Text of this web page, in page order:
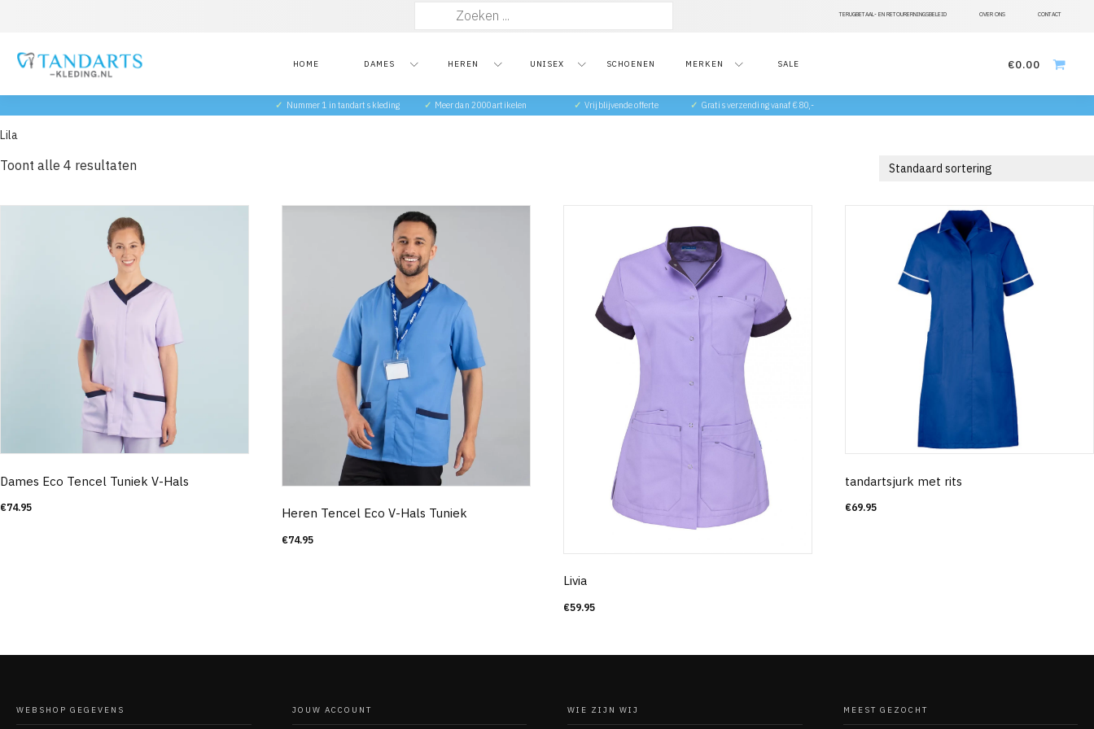
TERUGBETAAL- EN RETOURERNINGSBELEID OVER ONS CONTACT
HOME DAMES HEREN UNISEX SCHOENEN MERKEN SALE €0.00
✓ Nummer 1 in tandarts kleding ✓ Meer dan 2000 artikelen ✓ Vrijblijvende offerte ✓ Gratis verzending vanaf €80,-
Lila
Toont alle 4 resultaten
Dames Eco Tencel Tuniek V-Hals
€74.95 Heren Tencel Eco V-Hals Tuniek
€74.95
Livia
€59.95
tandartsjurk met rits
€69.95
WEBSHOP GEGEVENS JOUW ACCOUNT WIE ZIJN WIJ MEEST GEZOCHT